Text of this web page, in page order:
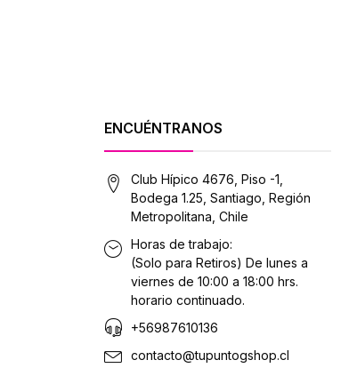
ENCUÉNTRANOS
Club Hípico 4676, Piso -1,
Bodega 1.25, Santiago, Región
Metropolitana, Chile
Horas de trabajo:
(Solo para Retiros) De lunes a
viernes de 10:00 a 18:00 hrs.
horario continuado.
+56987610136
contacto@tupuntogshop.cl